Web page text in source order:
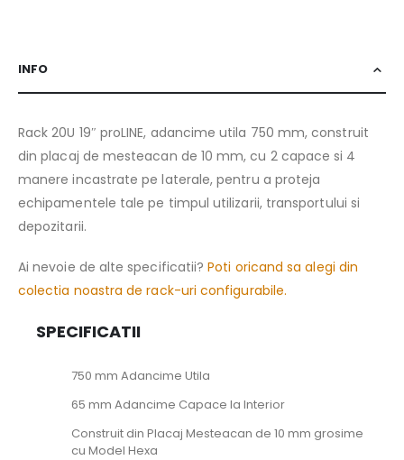
INFO
Rack 20U 19″ proLINE, adancime utila 750 mm, construit
din placaj de mesteacan de 10 mm, cu 2 capace si 4
manere incastrate pe laterale, pentru a proteja
echipamentele tale pe timpul utilizarii, transportului si
depozitarii.
Ai nevoie de alte specificatii?Poti oricand sa alegi din
colectia noastra de rack-uri configurabile.
SPECIFICATII
750 mm Adancime Utila
65 mm Adancime Capace la Interior
Construit din Placaj Mesteacan de 10 mm grosime
cu Model Hexa